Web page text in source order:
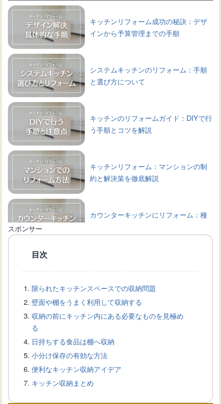
キッチンリフォーム成功の秘訣：デザ
インから予算管理までの手順
システムキッチンのリフォーム：手順
と選び方について
キッチンのリフォームガイド：DIYで行
う手順とコツを解説
キッチンリフォーム：マンションの制
約と解決策を徹底解説
カウンターキッチンにリフォーム：種
功するためのポイント
キッチンスペースを最大限に利用する
マグネット式の棚の活用方法
キッチンの壁にマグネットをつけた
い！設置方法と製品選びのコツ
スポンサー
目次
限られたキッチンスペースでの収納問題
壁面や棚をうまく利用して収納する
収納の前にキッチン内にある必要なものを見極め
る
日持ちする食品は棚へ収納
小分け保存の有効な方法
便利なキッチン収納アイデア
キッチン収納まとめ